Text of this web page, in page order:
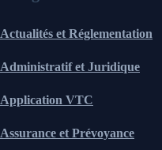
Actualités et Réglementation
Administratif et Juridique
Application VTC
Assurance et Prévoyance